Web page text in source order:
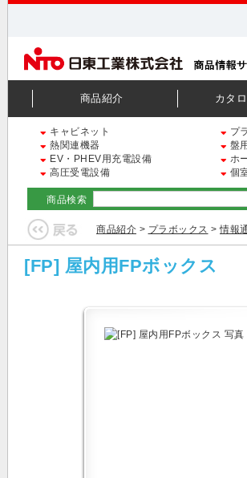
商品紹介 カタ
キャビネット
プ
熱関連機器
盤
EV・PHEV用充電設備
ホ
高圧受電設備
個
商品検索
商品紹介 > プラボックス >情報
[FP] 屋内用FPボックス